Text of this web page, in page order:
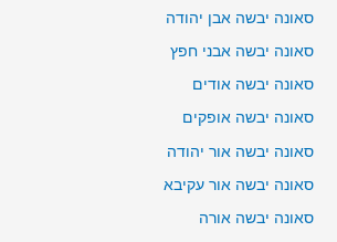
סאונה יבשה אבן יהודה
סאונה יבשה אבני חפץ
סאונה יבשה אודים
סאונה יבשה אופקים
סאונה יבשה אור יהודה
סאונה יבשה אור עקיבא
סאונה יבשה אורה